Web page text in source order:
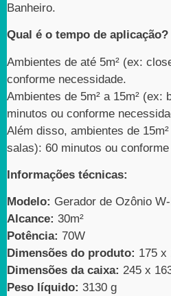
Banheiro.
Qual é o tempo de aplicação?
Ambientes de até 5m² (ex:
conforme necessidade.
Ambientes de 5m² a 15m² (ex:
minutos ou conforme
Além disso, ambientes de
salas): 60 minutos ou
Informações técnicas:
Modelo: Gerador de Ozônio
Alcance: 30m²
Potência: 70W
Dimensões do produto: 175 x
Dimensões da caixa: 245 x
Peso líquido: 3130 g